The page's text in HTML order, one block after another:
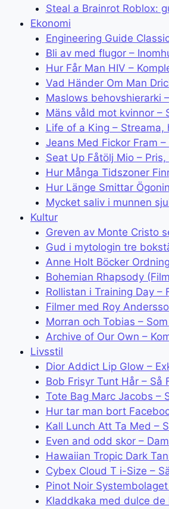
Steal a Brainrot Roblox:
Ekonomi
Engineering Guide
Bli av med flugor –
Hur Får Man HIV –
Vad Händer Om Man
Maslows behovshierarki
Mäns våld mot kvinnor –
Life of a King – Streama,
Jeans Med Fickor Fram
Seat Up Fåtölj Mio –
Hur Många Tidszoner
Hur Länge Smittar
Mycket saliv i munnen
Kultur
Greven av Monte Cristo
Gud i mytologin tre
Anne Holt Böcker
Bohemian Rhapsody
Rollistan i Training Day
Filmer med Roy
Morran och Tobias –
Archive of Our Own –
Livsstil
Dior Addict Lip Glow –
Bob Frisyr Tunt Hår – Så
Tote Bag Marc Jacobs –
Hur tar man bort
Kall Lunch Att Ta Med –
Even and odd skor –
Hawaiian Tropic Dark
Cybex Cloud T i-Size –
Pinot Noir
Kladdkaka med dulce de